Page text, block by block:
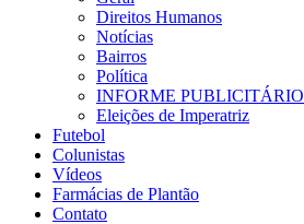
Direitos Humanos
Notícias
Bairros
Política
INFORME PUBLICITÁRIO
Eleições de Imperatriz
Futebol
Colunistas
Vídeos
Farmácias de Plantão
Contato